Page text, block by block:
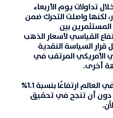
تداولات يوم الأربعاء
89,000 دولار، لكنها واصلت التحرك ضمن
بين
القياسي لأسعار الذهب
السياسة النقدية
الأمريكي المرتقب في
أخرى.
مشفرة في العالم ارتفاعًا بنسبة 1.1%
89,235.8 دولار، دون أن تنجح في تحقيق